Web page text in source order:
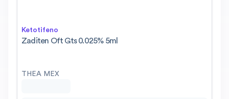
Ketotifeno
Zaditen Oft Gts 0.025% 5ml
THEA MEX